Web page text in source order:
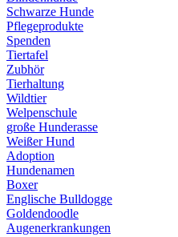
Schwarze Hunde
Pflegeprodukte
Spenden
Tiertafel
Zubhör
Tierhaltung
Wildtier
Welpenschule
große Hunderasse
Weißer Hund
Adoption
Hundenamen
Boxer
Englische Bulldogge
Goldendoodle
Augenerkrankungen